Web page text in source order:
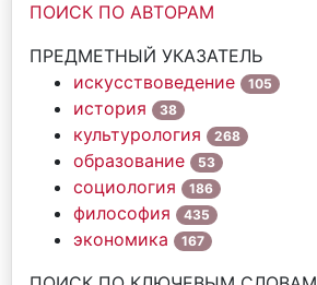
ПОИСК ПО АВТОРАМ
ПРЕДМЕТНЫЙ УКАЗАТЕЛЬ
искусствоведение
105
история 38
культурология 268
образование 53
социология 186
философия 435
экономика 167